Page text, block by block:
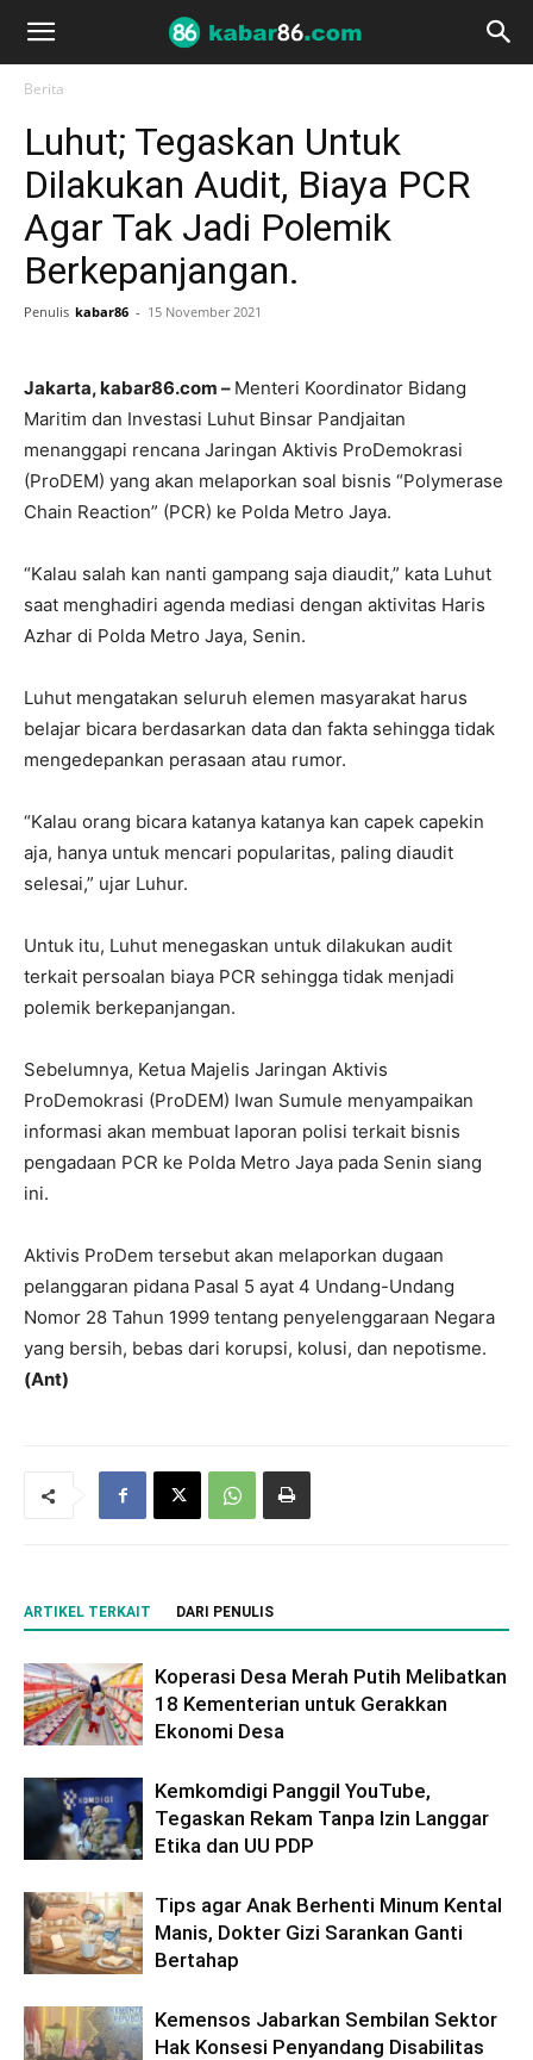
Berita
Luhut; Tegaskan Untuk
Dilakukan Audit, Biaya PCR
Agar Tak Jadi Polemik
Berkepanjangan.
Penulis kabar86 - 15 November 2021
Jakarta, kabar86.com – Menteri Koordinator Bidang
Maritim dan Investasi Luhut Binsar Pandjaitan
menanggapi rencana Jaringan Aktivis ProDemokrasi
(ProDEM) yang akan melaporkan soal bisnis “Polymerase
Chain Reaction” (PCR) ke Polda Metro Jaya.
“Kalau salah kan nanti gampang saja diaudit,” kata Luhut
saat menghadiri agenda mediasi dengan aktivitas Haris
Azhar di Polda Metro Jaya, Senin.
Luhut mengatakan seluruh elemen masyarakat harus
belajar bicara berdasarkan data dan fakta sehingga tidak
mengedepankan perasaan atau rumor.
“Kalau orang bicara katanya katanya kan capek capekin
aja, hanya untuk mencari popularitas, paling diaudit
selesai,” ujar Luhur.
Untuk itu, Luhut menegaskan untuk dilakukan audit
terkait persoalan biaya PCR sehingga tidak menjadi
polemik berkepanjangan.
Sebelumnya, Ketua Majelis Jaringan Aktivis
ProDemokrasi (ProDEM) Iwan Sumule menyampaikan
informasi akan membuat laporan polisi terkait bisnis
pengadaan PCR ke Polda Metro Jaya pada Senin siang
ini.
Aktivis ProDem tersebut akan melaporkan dugaan
pelanggaran pidana Pasal 5 ayat 4 Undang-Undang
Nomor 28 Tahun 1999 tentang penyelenggaraan Negara
yang bersih, bebas dari korupsi, kolusi, dan nepotisme.
(Ant)
ARTIKEL TERKAIT DARI PENULIS
Koperasi Desa Merah Putih Melibatkan
18 Kementerian untuk Gerakkan
Ekonomi Desa
Kemkomdigi Panggil YouTube,
Tegaskan Rekam Tanpa Izin Langgar
Etika dan UU PDP
Tips agar Anak Berhenti Minum Kental
Manis, Dokter Gizi Sarankan Ganti
Bertahap
Kemensos Jabarkan Sembilan Sektor
Hak Konsesi Penyandang Disabilitas